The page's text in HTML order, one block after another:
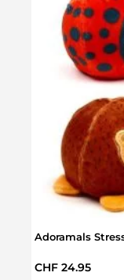
Adoramals
Regulärer Preis:
CHF 24.95